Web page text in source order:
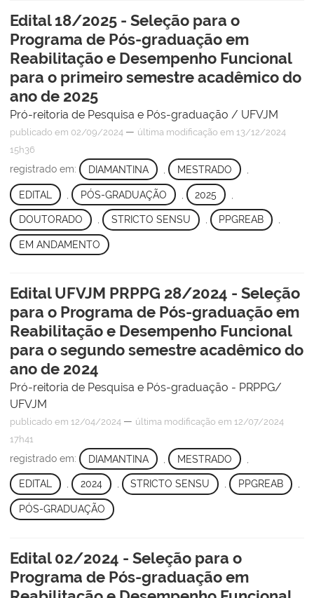
Edital 18/2025 - Seleção para o
Programa de Pós-graduação em
Reabilitação e Desempenho Funcional
para o primeiro semestre acadêmico do
ano de 2025
Pró-reitoria de Pesquisa e Pós-graduação / UFVJM
publicado em 02/09/2024 — última modificação em 13/12/2024
15h36
registrado em: DIAMANTINA MESTRADO
EDITAL PÓS-GRADUAÇÃO 2025
DOUTORADO , STRICTO SENSU , PPGREAB ,
EM ANDAMENTO
Edital UFVJM PRPPG 28/2024 - Seleção
para o Programa de Pós-graduação em
Reabilitação e Desempenho Funcional
para o segundo semestre acadêmico do
ano de 2024
Pró-reitoria de Pesquisa e Pós-graduação - PRPPG/
UFVJM
publicado em 12/04/2024 — última modificação em 12/07/2024
17h41
registrado em: DIAMANTINA MESTRADO
EDITAL , 2024 , STRICTO SENSU , PPGREAB ,
PÓS-GRADUAÇÃO
Edital 02/2024 - Seleção para o
Programa de Pós-graduação em